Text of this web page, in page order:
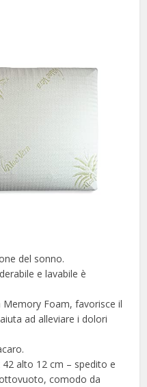
del sonno.
e lavabile è
Foam, favorisce il
ad alleviare i dolori
alto 12 cm – spedito e
comodo da